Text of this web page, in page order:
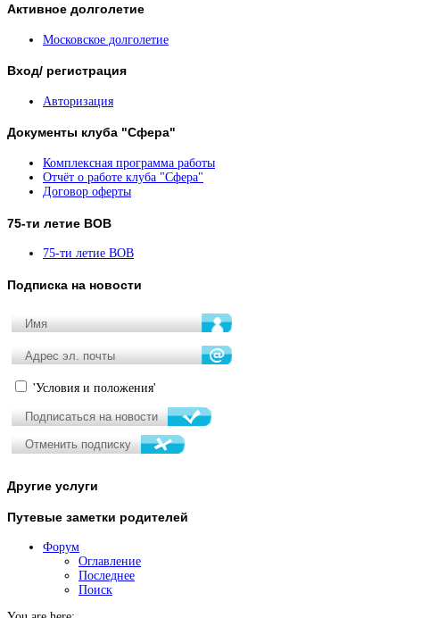
Активное долголетие
Московское долголетие
Вход/ регистрация
Авторизация
Документы клуба "Сфера"
Комплексная программа работы
Отчёт о работе клуба "Сфера"
Договор оферты
75-ти летие ВОВ
75-ти летие ВОВ
Подписка на новости
'Условия и положения'
Другие услуги
Путевые заметки родителей
Форум
Оглавление
Последнее
Поиск